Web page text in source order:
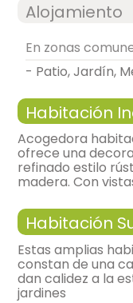
Alojamiento
En zonas
- Patio, Jardín,
Habitación
Acogedora
ofrece una
refinado estilo
madera. Con
habitación
Habitación
Estas amplias
constan de una
dan calidez a la
jardines